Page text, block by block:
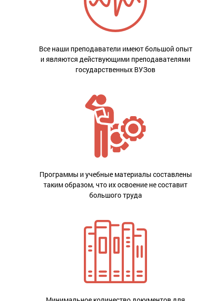
Все наши преподаватели имеют большой опыт
и являются действующими преподавателями
государственных ВУЗов
Программы и учебные материалы составлены
таким образом, что их освоение не составит
большого труда